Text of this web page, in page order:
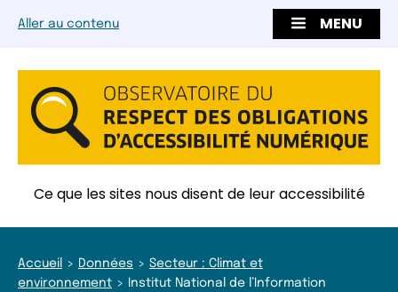
Aller au contenu MENU
Ce que les sites nous disent de leur accessibilité
Accueil Données
Secteur : Climat et
environnement
Institut National de l’Information